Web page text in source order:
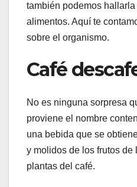
también podemos
alimentos. Aquí te
sobre el organismo.
Café
No es ninguna sorpresa
proviene el nombre
una bebida que se
y molidos de los frutos de
plantas del café.